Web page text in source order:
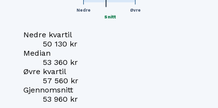
Nedre Øvre
Snitt
Nedre kvartil
50 130 kr
Median
53 360 kr
Øvre kvartil
57 560 kr
Gjennomsnitt
53 960 kr